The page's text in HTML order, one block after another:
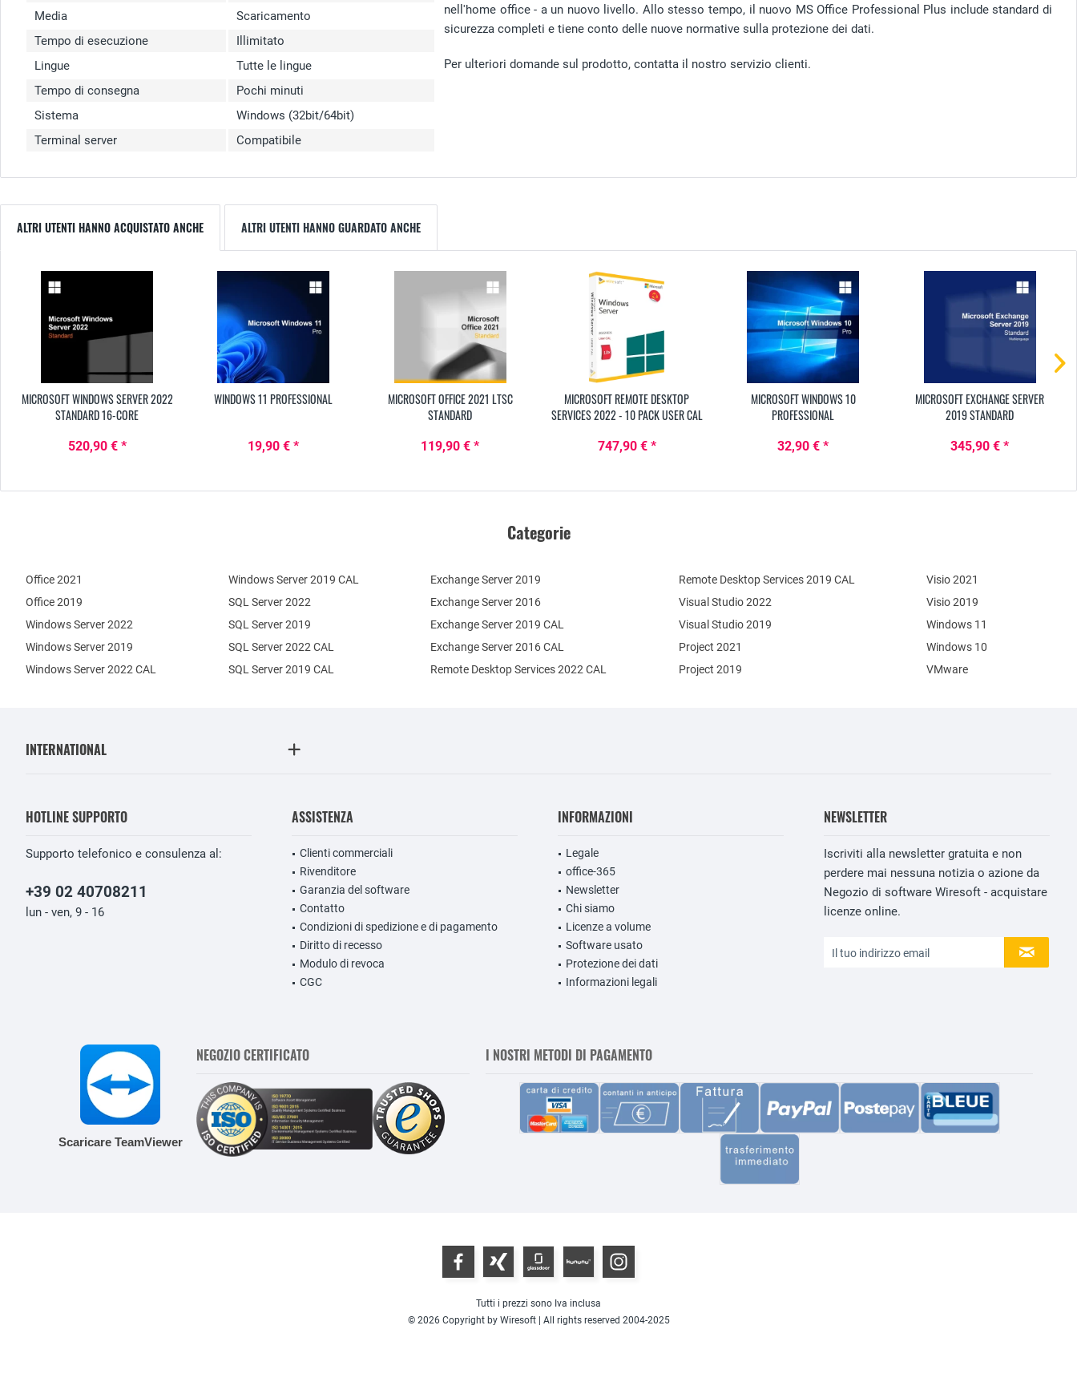
Media
Scaricamento
Tempo di esecuzione
Illimitato
Lingue
Tutte le lingue
Tempo di consegna
Pochi minuti
Sistema
Windows (32bit/64bit)
Terminal server
Compatibile
nell'home office - a un nuovo livello. Allo stesso tempo, il nuovo MS Office Professional Plus include standard di
sicurezza completi e tiene conto delle nuove normative sulla protezione dei dati.
Per ulteriori domande sul prodotto, contatta il nostro servizio clienti.
ALTRI UTENTI HANNO ACQUISTATO ANCHE ALTRI UTENTI HANNO GUARDATO ANCHE
MICROSOFT WINDOWS SERVER 2022
STANDARD 16-CORE
520,90 € *
WINDOWS 11 PROFESSIONAL
19,90 € *
MICROSOFT OFFICE 2021 LTSC
STANDARD
119,90 € *
MICROSOFT REMOTE DESKTOP
SERVICES 2022 - 10 PACK USER CAL
747,90 € *
MICROSOFT WINDOWS 10
PROFESSIONAL
32,90 € *
MICROSOFT EXCHANGE SERVER
2019 STANDARD
345,90 € *
Categorie
Office 2021
Office 2019
Windows Server 2022
Windows Server 2019
Exchange Server 2019
Exchange Server 2016
SQL Server 2022
SQL Server 2019
Windows Server 2022 CAL
Windows Server 2019 CAL
SQL Server 2022 CAL
SQL Server 2019 CAL
Remote Desktop Services 2022 CAL
Remote Desktop Services 2019 CAL
Exchange Server 2019 CAL
Exchange Server 2016 CAL
Visual Studio 2022
Visual Studio 2019
Project 2021
Project 2019
Visio 2021
Visio 2019
Windows 11
Windows 10
VMware
INTERNATIONAL
HOTLINE SUPPORTO
Supporto telefonico e consulenza al:
+39 02 40708211
lun - ven, 9 - 16
ASSISTENZA
Clienti commerciali
Rivenditore
Garanzia del software
Contatto
Condizioni di spedizione e di pagamento
Diritto di recesso
Modulo di revoca
CGC
INFORMAZIONI
Legale
office-365
Newsletter
Chi siamo
Licenze a volume
Software usato
Protezione dei dati
Informazioni legali
NEWSLETTER
Iscriviti alla newsletter gratuita e non
perdere mai nessuna notizia o azione da
Negozio di software Wiresoft - acquistare
licenze online.
Scaricare TeamViewer
NEGOZIO CERTIFICATO I NOSTRI METODI DI PAGAMENTO
Tutti i prezzi sono Iva inclusa
© 2026 Copyright by Wiresoft | All rights reserved 2004-2025